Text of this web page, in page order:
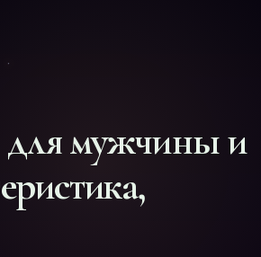
для мужчины и